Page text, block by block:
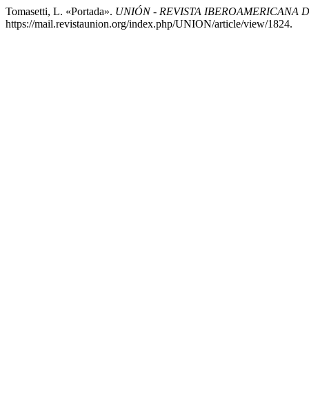
Tomasetti, L. «Portada». UNIÓN - REVISTA IBEROAMERICANA
https://mail.revistaunion.org/index.php/UNION/article/view/1824.